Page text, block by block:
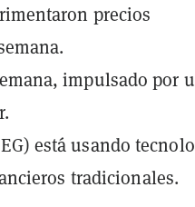
precios
impulsado por
está usando
tradicionales.